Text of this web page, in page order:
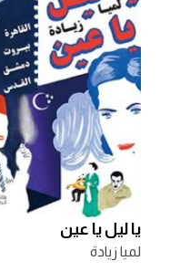
يا ليل يا عين
لميا زيادة